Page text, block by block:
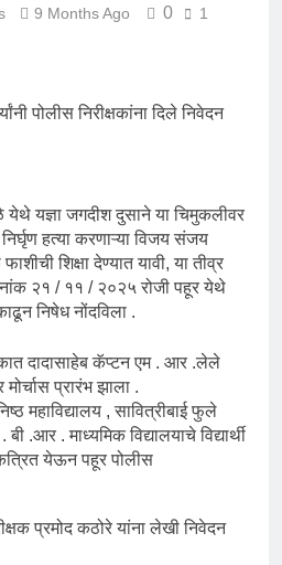
9 Months Ago 0
1
पोलीस निरीक्षकांना दिले निवेदन
येथे यज्ञा जगदीश दुसाने या चिमुकलीवर
हत्या करणाऱ्या विजय संजय
शिक्षा देण्यात यावी, या तीव्र
२१ / ११ / २०२५ रोजी पहूर येथे
निषेध नोंदविला .
दादासाहेब कॅप्टन एम . आर .लेले
प्रारंभ झाला .
महाविद्यालय , सावित्रीबाई फुले
.आर . माध्यमिक विद्यालयाचे विद्यार्थी
येऊन पहूर पोलीस
प्रमोद कठोरे यांना लेखी निवेदन